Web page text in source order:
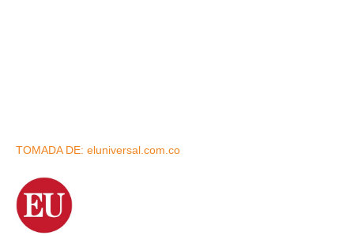
TOMADA DE: eluniversal.com.co